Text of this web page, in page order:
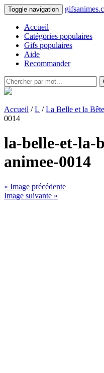
Toggle navigation
Accueil
Catégories populaires
Gifs populaires
Aide
Recommander
Accueil /L /La Belle et la Bête
0014
la-belle-et-la-
animee-0014
« Image précédente
Image suivante »